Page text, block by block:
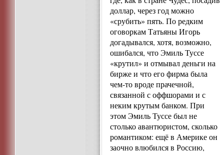
доллар, через год можно
«срубить» пять. По редким
оговоркам Татьяны Игорь
догадывался, хотя, возможно,
ошибался, что Эмиль Туссе
«крутил» и отмывал деньги на
бирже и что его фирма была
чем-то вроде прачечной,
связанной с оффшорами и с
неким крутым банком. При
этом Эмиль Туссе был не
столько авантюристом, сколько
романтиком: ещё в Америке он
заочно влюбился в Россию,